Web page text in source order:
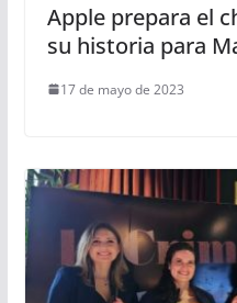
Apple prepara el
su historia para
17 de mayo de 2023